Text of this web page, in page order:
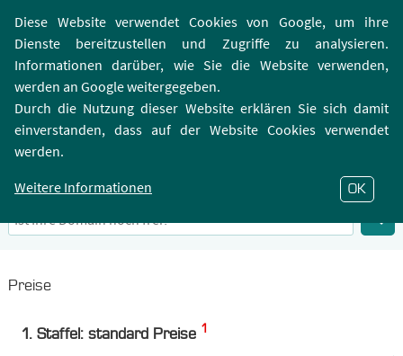
Diese Website verwendet Cookies von Google, um ihre
Dienste bereitzustellen und Zugriffe zu analysieren.
Informationen darüber, wie Sie die Website verwenden,
werden an Google weitergegeben.
Durch die Nutzung dieser Website erklären Sie sich damit
einverstanden, dass auf der Website Cookies verwendet
werden.
Weitere Informationen
OK
.BUILD-Domain
Preise
1. Staffel: standard Preise 1